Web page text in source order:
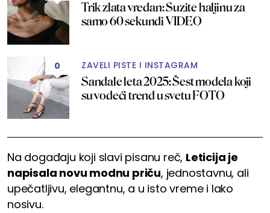
Trik zlata vredan: Suzite haljinu za
samo 60 sekundi VIDEO
0 ZAVELI PISTE I INSTAGRAM
Sandale leta 2025: Šest modela koji
su vodeći trend u svetu FOTO
Na događaju koji slavi pisanu reč, Leticija je
napisala novu modnu priču, jednostavnu, ali
upečatljivu, elegantnu, a u isto vreme i lako
nosivu.